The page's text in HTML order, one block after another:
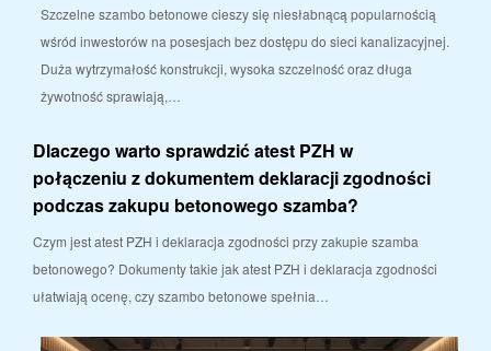
Szczelne szambo betonowe cieszy się niesłabnącą popularnością
wśród inwestorów na posesjach bez dostępu do sieci kanalizacyjnej.
Duża wytrzymałość konstrukcji, wysoka szczelność oraz długa
żywotność sprawiają,…
Dlaczego warto sprawdzić atest PZH w
połączeniu z dokumentem deklaracji zgodności
podczas zakupu betonowego szamba?
Czym jest atest PZH i deklaracja zgodności przy zakupie szamba
betonowego? Dokumenty takie jak atest PZH i deklaracja zgodności
ułatwiają ocenę, czy szambo betonowe spełnia…